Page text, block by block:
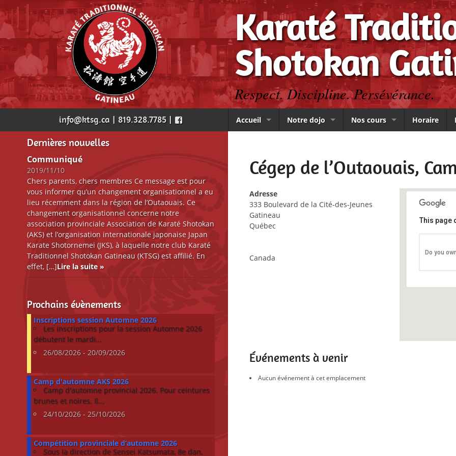
Karaté
Shotokan
Respect. Discipline. Persévérance.
info@ktsg.ca | 819.328.7785 | Accueil Notre dojo Nos cours Horaire
Cégep de l’Outaouais,
Cégep de
333
This page
Do you
Adresse
333 Boulevard de la Cité-des-Jeunes
Gatineau
Québec
Canada
Événements à venir
Aucun événement à cet emplacement
Dernières nouvelles
Communiqué
2019/11/10
Chers parents, chers membres Ce message est pour
vous informer qu’un changement organisationnel a eu
lieu récemment dans la région de l’Outaouais. Ce
changement organisationnel concerne notre
association provinciale Association de Karaté Shotokan
(AKS) et l’organisation internationale japonaise Japan
Karate Shotornemei (JKS), à laquelle notre club Karaté
Traditionnel Shotokan Gatineau (KTSG) est affilié. En
effet, […]Lire la suite »
Prochains évènements
Inscriptions session Automne 2026
Les inscriptions pour la session Automne 2026
débutent le mardi...
26/08/2026 - 20/09/2026
Camp d'automne AKS 2026
Camp d'automne provincial 2026. Pour ceintures
brunes et noires. Il...
24/10/2026 - 25/10/2026
Compétition provinciale d’automne 2026
Sous la direction de Sensei Katsumata, 8e dan,